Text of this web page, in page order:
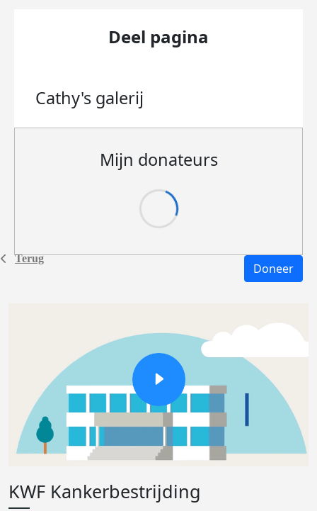
Terug
Deel pagina
Cathy's galerij
Mijn donateurs
Doneer
KWF Kankerbestrijding